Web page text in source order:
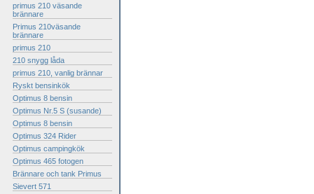
primus 210 väsande
brännare
Primus 210väsande
brännare
primus 210
210 snygg låda
primus 210, vanlig brännar
Ryskt bensinkök
Optimus 8 bensin
Optimus Nr.5 S (susande)
Optimus 8 bensin
Optimus 324 Rider
Optimus campingkök
Optimus 465 fotogen
Brännare och tank Primus
Sievert 571